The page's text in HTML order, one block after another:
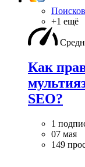
+1 ещё
Как
SEO?
1
07 мая
149